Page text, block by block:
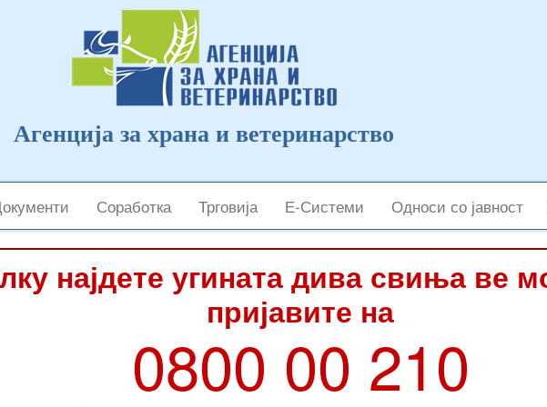
Агенција за храна и ветеринарство
Соработка Трговија Е-Системи Односи со јавност
најдете угината дива свиња ве
пријавите на
0800 00 210